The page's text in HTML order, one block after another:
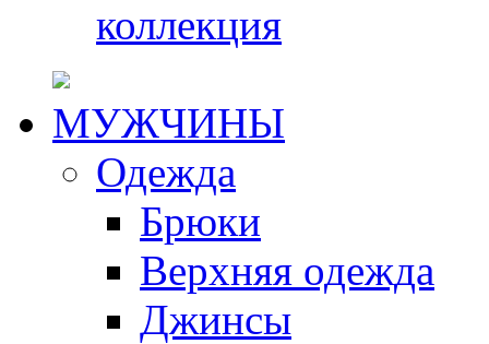
коллекция
МУЖЧИНЫ
Одежда
Брюки
Верхняя одежда
Джинсы